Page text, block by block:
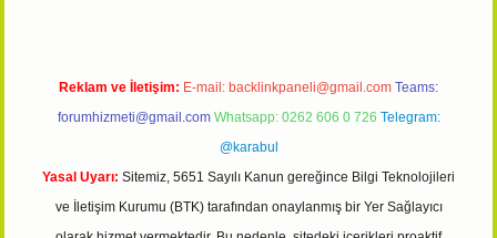
Reklam ve İletişim: E-mail: backlinkpaneli@gmail.com Teams:
forumhizmeti@gmail.com Whatsapp: 0262 606 0 726 Telegram:
@karabul
Yasal Uyarı: Sitemiz, 5651 Sayılı Kanun gereğince Bilgi Teknolojileri
ve İletişim Kurumu (BTK) tarafından onaylanmış bir Yer Sağlayıcı